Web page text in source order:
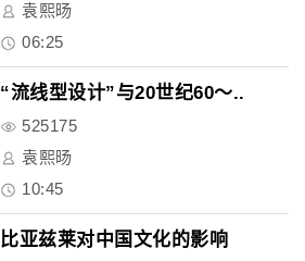
袁熙旸
06:25
“流线型设计”与20世纪60～..
525175
袁熙旸
10:45
比亚兹莱对中国文化的影响